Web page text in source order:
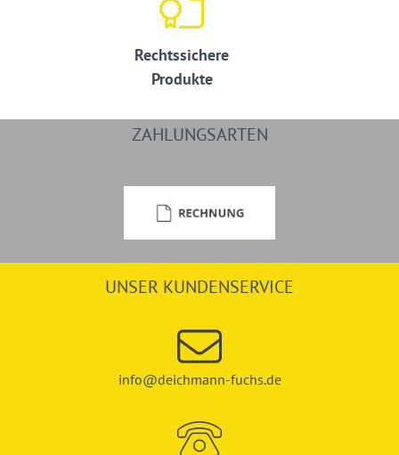
Rechtssichere
Produkte
ZAHLUNGSARTEN
UNSER KUNDENSERVICE
info@deichmann-fuchs.de